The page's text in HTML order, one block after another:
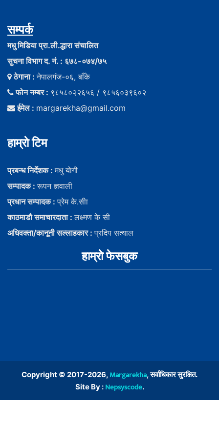
सम्पर्क
मधु मिडिया प्रा.ली.द्धारा संचालित
सुचना विभाग द. नं. : ६७८-०७४/७५
ठेगाना :नेपालगंज-०६, बाँके
फोन नम्बर : ९८५८०२२६५६ / ९८५६०३९६०२
ईमेल : margarekha@gmail.com
हाम्राे टिम
प्रबन्ध निर्देशक :मधु याेगी
सम्पादक :रूपन ज्ञवाली
प्रधान सम्पादक :प्रेम के.सीा
काठमाडौ समाचारदाता :लक्ष्मण के सी
अधिवक्ता/कानूनी सल्लाहकार :प्रदिप सत्याल
हाम्राे फेसबुक
Copyright © 2017-2026, Margarekha, सर्वाधिकार सुरक्षित.
Site By : Nepsyscode.